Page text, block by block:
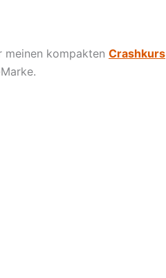
meinen kompakten Crashkurs